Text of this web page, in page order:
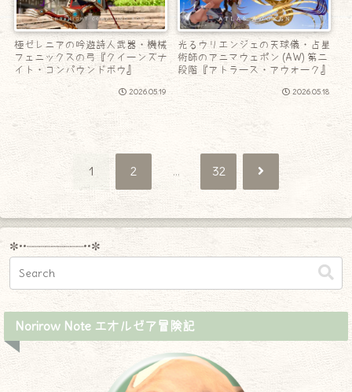
極ゼレニアの吟遊詩人武器・機械
フェニックスの弓『クイーンズナ
イト・コンパウンドボウ』
2026.05.19
光るウリエンジェの天球儀・占星
術師のアニマウェポン (AW) 第二
段階『アトラース・アウォーク』
2026.05.18
1 2 … 32 次
✼••┈┈┈┈┈┈┈┈┈••✼
Norirow Note エオルゼア冒険記